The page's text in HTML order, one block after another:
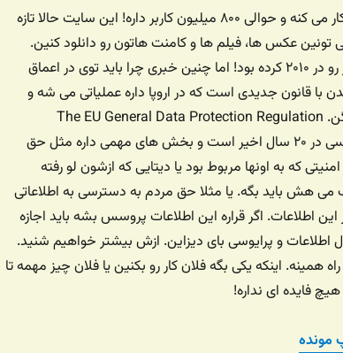
اینستاگرام الان حدود ۸ ساله که کار می کنه و حوالی ۸۰۰ میلیون کاربر داره! این سایت حالا تازه
تونین عکس ها، فیلم ها و کامنت هاتون رو دانلود کنین.
خیلی هم دیر. فیسبوک همین کار رو در ۲۰۱۰ کرده بود! اما چنین خبری چرا باید توی در اعماق
با قانون جدیدی است که در اروپا داره عملیاتی می شه و
بهش قانون پرایوسی GDPR می گن. The EU General Data Protection Regulation
مفصلترین و بزرگترین تغییر پرایوسی در ۲۰ سال اخیر است و بخش های مهمی داره مثل حق
که به اونها مربوط بود یا دیتایی که ازشون لو رفته
هش باید بگه. یا مثلا حق مردم به دسترسی به اطلاعاتی
اطلاعات. اگر قراره این اطلاعات پروسس بشه باید اجازه
اطلاعات و پرایوسی بای دیزاین. ازش بیشتر خواهیم شنید.
همینه. اینکه یکی بگه فلان کار رو بکنین یا فلان چیز مهمه تا
فایده ای نداره!
مونده